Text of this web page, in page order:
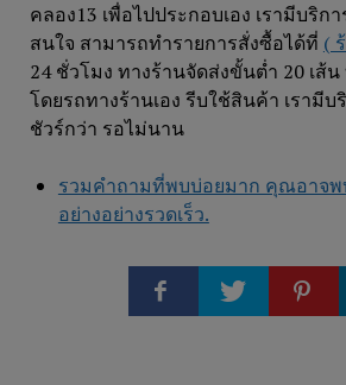
คลอง13 เพื่อไปประกอบเอง เรามีบริก
สนใจ สามารถทำรายการสั่งซื้อได้ที่ (
24 ชั่วโมง ทางร้านจัดส่งขั้นต่ำ 20 เส้
โดยรถทางร้านเอง รีบใช้สินค้า เรามีบ
ชัวร์กว่า รอไม่นาน
รวมคำถามที่พบบ่อยมาก คุณอาจ
อย่างอย่างรวดเร็ว.